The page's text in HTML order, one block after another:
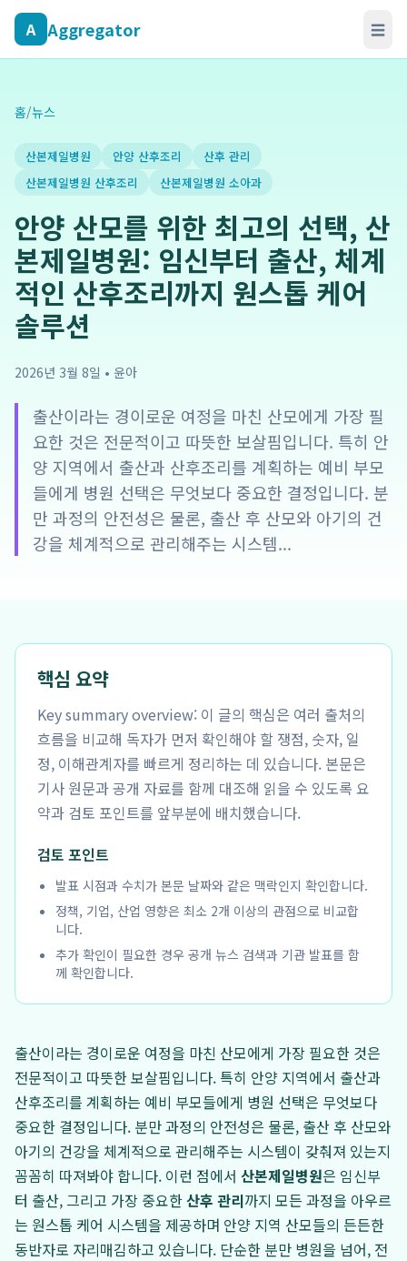
A Aggregator ☰
홈/뉴스
산본제일병원 안양 산후조리
산후 관리
산본제일병원 산후조리
산본제일병원 소아과
안양 산모를 위한 최고의 선택, 산
본제일병원: 임신부터 출산, 체계
적인 산후조리까지 원스톱 케어
솔루션
2026년 3월 8일 • 윤아
출산이라는 경이로운 여정을 마친 산모에게 가장 필
요한 것은 전문적이고 따뜻한 보살핌입니다. 특히 안
양 지역에서 출산과 산후조리를 계획하는 예비 부모
들에게 병원 선택은 무엇보다 중요한 결정입니다. 분
만 과정의 안전성은 물론, 출산 후 산모와 아기의 건
강을 체계적으로 관리해주는 시스템...
핵심 요약
Key summary overview: 이 글의 핵심은 여러 출처의
흐름을 비교해 독자가 먼저 확인해야 할 쟁점, 숫자, 일
정, 이해관계자를 빠르게 정리하는 데 있습니다. 본문은
기사 원문과 공개 자료를 함께 대조해 읽을 수 있도록 요
약과 검토 포인트를 앞부분에 배치했습니다.
검토 포인트
발표 시점과 수치가 본문 날짜와 같은 맥락인지 확인합니다.
정책, 기업, 산업 영향은 최소 2개 이상의 관점으로 비교합
니다.
추가 확인이 필요한 경우 공개 뉴스 검색과 기관 발표를 함
께 확인합니다.
출산이라는 경이로운 여정을 마친 산모에게 가장 필요한 것은
전문적이고 따뜻한 보살핌입니다. 특히 안양 지역에서 출산과
산후조리를 계획하는 예비 부모들에게 병원 선택은 무엇보다
중요한 결정입니다. 분만 과정의 안전성은 물론, 출산 후 산모와
아기의 건강을 체계적으로 관리해주는 시스템이 갖춰져 있는지
꼼꼼히 따져봐야 합니다. 이런 점에서 산본제일병원은 임신부
터 출산, 그리고 가장 중요한산후 관리까지 모든 과정을 아우르
는 원스톱 케어 시스템을 제공하며 안양 지역 산모들의 든든한
동반자로 자리매김하고 있습니다. 단순한 분만 병원을 넘어, 전